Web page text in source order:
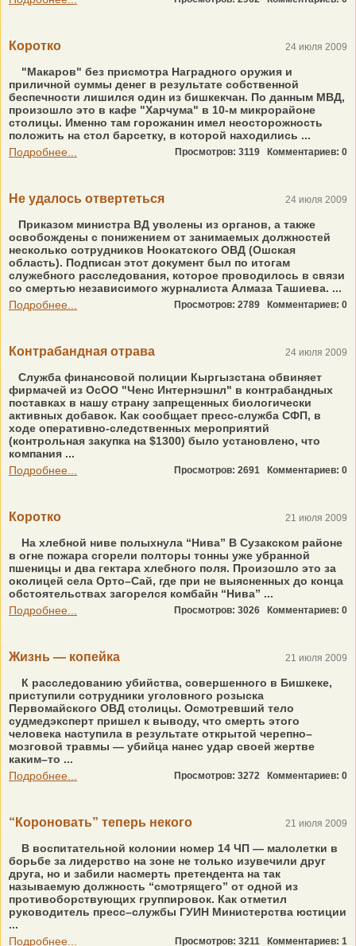
Коротко 24 июля 2009
"Макаров" без присмотра Наградного оружия и
приличной суммы денег в результате собственной
беспечности лишился один из бишкекчан. По данным МВД,
произошло это в кафе "Харчума" в 10-м микрорайоне
столицы. Именно там горожанин имел неосторожность
положить на стол барсетку, в которой находились ...
Подробнее...
Просмотров: 3119 Комментариев: 0
Не удалось отвертеться 24 июля 2009
Приказом министра ВД уволены из органов, а также
освобождены с понижением от занимаемых должностей
несколько сотрудников Ноокатского ОВД (Ошская
область). Подписан этот документ был по итогам
служебного расследования, которое проводилось в связи
со смертью независимого журналиста Алмаза Ташиева. ...
Подробнее...
Просмотров: 2789 Комментариев: 0
Контрабандная отрава 24 июля 2009
Служба финансовой полиции Кыргызстана обвиняет
фирмачей из ОсОО "Ченс Интернэшнл" в контрабандных
поставках в нашу страну запрещенных биологически
активных добавок. Как сообщает пресс-служба СФП, в
ходе оперативно-следственных мероприятий
(контрольная закупка на $1300) было установлено, что
компания ...
Подробнее...
Просмотров: 2691 Комментариев: 0
Коротко 21 июля 2009
На хлебной ниве полыхнула “Нива” В Сузакском районе
в огне пожара сгорели полторы тонны уже убранной
пшеницы и два гектара хлебного поля. Произошло это за
околицей села Орто–Сай, где при не выясненных до конца
обстоятельствах загорелся комбайн “Нива” ...
Подробнее...
Просмотров: 3026 Комментариев: 0
Жизнь — копейка 21 июля 2009
К расследованию убийства, совершенного в Бишкеке,
приступили сотрудники уголовного розыска
Первомайского ОВД столицы. Осмотревший тело
судмедэксперт пришел к выводу, что смерть этого
человека наступила в результате открытой черепно–
мозговой травмы — убийца нанес удар своей жертве
каким–то ...
Подробнее...
Просмотров: 3272 Комментариев: 0
“Короновать” теперь некого 21 июля 2009
В воспитательной колонии номер 14 ЧП — малолетки в
борьбе за лидерство на зоне не только изувечили друг
друга, но и забили насмерть претендента на так
называемую должность “смотрящего” от одной из
противоборствующих группировок. Как отметил
руководитель пресс–службы ГУИН Министерства юстиции
...
Подробнее...
Просмотров: 3211 Комментариев: 1